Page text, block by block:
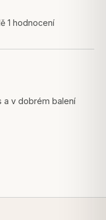
1 hodnocení
a v dobrém balení